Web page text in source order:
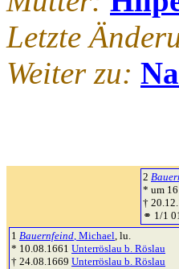
Letzte
Weiter zu:
2
* um
†
⚭ 1/1
1 Bauernfeind, Michael, lu.
* 10.08.1661 Unterröslau b. Röslau
† 24.08.1669 Unterröslau b. Röslau